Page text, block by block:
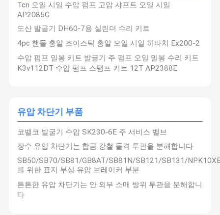
Tcn 오일 시일 수압 펌프 고압 샤프트 오일 시일
AP2085G
도산 발굴기 DH60-7용 실린더 수리 키트
4pc 핸들 총알 조이스틱 총알 오일 시일 히타치 Ex200-2
수압 펌프 밀봉 키트 발굴기 주 펌프 오일 밀봉 수리 키트
K3v112DT 수압 펌프 스탬프 키트 12T AP2388E
유압 차단기 부품
코벨코 발굴기 수압 SK230-6E 주 서비스 밸브
장수 유압 차단기는 합금 강철 돌격 투관을 분해합니다
SB50/SB70/SB81/GB8AT/SB81N/SB121/SB131/
를 위한 표지 부싱 유압 브레이커 부분
튼튼한 유압 차단기는 안 외부 소매 방위 투관을 분해합니
다